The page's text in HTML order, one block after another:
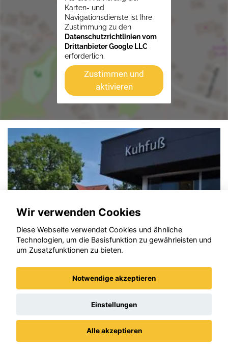
Karten- und
Navigationsdienste ist Ihre
Zustimmung zu den
Datenschutzrichtlinien vom
Drittanbieter Google LLC
erforderlich.
Zustimmen und
aktivieren
Wir verwenden Cookies
Diese Webseite verwendet Cookies und ähnliche
Technologien, um die Basisfunktion zu gewährleisten und
um Zusatzfunktionen zu bieten.
Notwendige akzeptieren
Einstellungen
Alle akzeptieren